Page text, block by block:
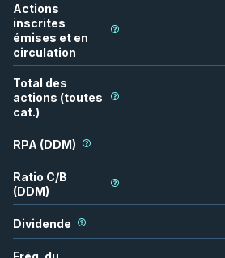
Actions
inscrites
émises et en
circulation
Total des
actions (toutes
cat.)
RPA (DDM)
Ratio C/B
(DDM)
Dividende